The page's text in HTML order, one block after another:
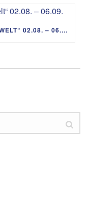
PREDIGTREIHE „MIT GOTT UM DIE WELT“ 02.08. – 06.09.